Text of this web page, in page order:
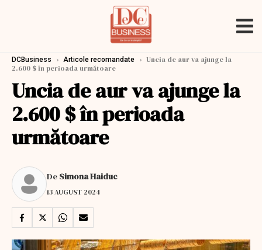
DCBusiness › Articole recomandate › Uncia de aur va ajunge la
2.600 $ în perioada următoare
Uncia de aur va ajunge la
2.600 $ în perioada
următoare
De Simona Haiduc
13 AUGUST 2024